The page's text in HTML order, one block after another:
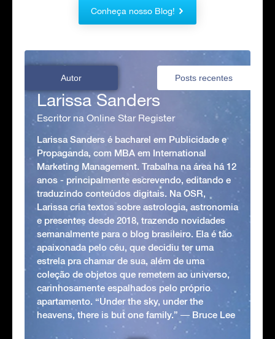
Conheça nosso Blog!
Autor Posts recentes
Larissa Sanders
Escritor na Online Star Register
Larissa Sanders é bacharel em Publicidade e
Propaganda, com MBA em International
Marketing Management. Trabalha na área há 12
anos - principalmente escrevendo, editando e
traduzindo conteúdos digitais. Na OSR,
Larissa cria textos sobre astrologia, astronomia
e presentes desde 2018, trazendo novidades
semanalmente para o blog brasileiro. Ela é tão
apaixonada pelo céu, que decidiu ter uma
estrela pra chamar de sua, além de uma
coleção de objetos que remetem ao universo,
carinhosamente espalhados pelo próprio
apartamento. “Under the sky, under the
heavens, there is but one family.” ― Bruce Lee